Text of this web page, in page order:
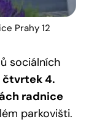
Prahy 12
sociálních
čtvrtek 4.
radnice
parkovišti.